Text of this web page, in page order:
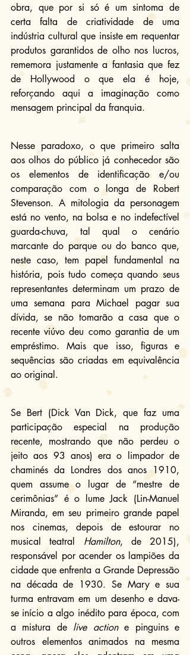
obra, que por si só é um sintoma de
certa falta de criatividade de uma
indústria cultural que insiste em requentar
produtos garantidos de olho nos lucros,
rememora justamente a fantasia que fez
de Hollywood o que ela é hoje,
reforçando aqui a imaginação como
mensagem principal da franquia.
Nesse paradoxo, o que primeiro salta
aos olhos do público já conhecedor são
os elementos de identificação e/ou
comparação com o longa de Robert
Stevenson. A mitologia da personagem
está no vento, na bolsa e no indefectível
guarda-chuva, tal qual o cenário
marcante do parque ou do banco que,
neste caso, tem papel fundamental na
história, pois tudo começa quando seus
representantes determinam um prazo de
uma semana para Michael pagar sua
dívida, se não tomarão a casa que o
recente viúvo deu como garantia de um
empréstimo. Mais que isso, figuras e
sequências são criadas em equivalência
ao original.
Se Bert (Dick Van Dick, que faz uma
participação especial na produção
recente, mostrando que não perdeu o
jeito aos 93 anos) era o limpador de
chaminés da Londres dos anos 1910,
quem assume o lugar de “mestre de
cerimônias” é o lume Jack (Lin-Manuel
Miranda, em seu primeiro grande papel
nos cinemas, depois de estourar no
musical teatral Hamilton, de 2015),
responsável por acender os lampiões da
cidade que enfrenta a Grande Depressão
na década de 1930. Se Mary e sua
turma entravam em um desenho e dava-
se início a algo inédito para época, com
a mistura de live action e pinguins e
outros elementos animados na mesma